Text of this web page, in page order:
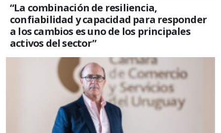
“La combinación de resiliencia,
confiabilidad y capacidad para responder
a los cambios es uno de los principales
activos del sector”